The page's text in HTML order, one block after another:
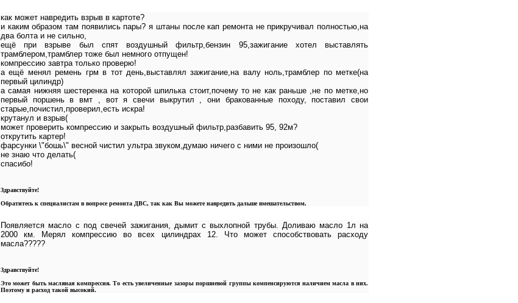
как может навредить взрыв в картоте?
и каким образом там появились пары? я штаны после кап ремонта не прикручивал полностью,на
два болта и не сильно,
ещё при взрыве был спят воздушный фильтр,бензин 95,зажигание хотел выставлять
трамблером,трамблер тоже был немного отпущен!
компрессию завтра только проверю!
а ещё менял ремень грм в тот день,выставлял зажигание,на валу ноль,трамблер по метке(на
первый цилиндр)
а самая нижняя шестеренка на которой шпилька стоит,почему то не как раньше ,не по метке,но
первый поршень в вмт , вот я свечи выкрутил , они бракованные походу, поставил свои
старые,почистил,проверил,есть искра!
крутанул и взрыв(
может проверить компрессию и закрыть воздушный фильтр,разбавить 95, 92м?
открутить картер!
фарсунки \"бошь\" весной чистил ультра звуком,думаю ничего с ними не произошло(
не знаю что делать(
спасибо!
Здравствуйте!
Обратитесь к специалистам в вопросе ремонта ДВС, так как Вы можете навредить дальше вмешательством.
Появляется масло с под свечей зажигания, дымит с выхлопной трубы. Доливаю масло 1л на
2000 км. Мерял компрессию во всех цилиндрах 12. Что может способствовать расходу
масла?????
Здравствуйте!
Это может быть масляная компрессия. То есть увеличенные зазоры поршневой группы компенсируются наличием масла в них.
Поэтому и расход такой высокий.